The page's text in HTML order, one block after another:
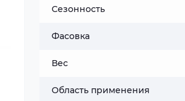
Сезонность
Фасовка
Вес
Область применения